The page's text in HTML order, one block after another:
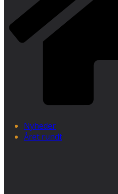
Nyheder
Året rundt